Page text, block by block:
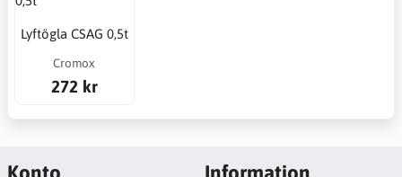
Lyftögla CSAG 0,5t
Cromox
272 kr
Konto Information